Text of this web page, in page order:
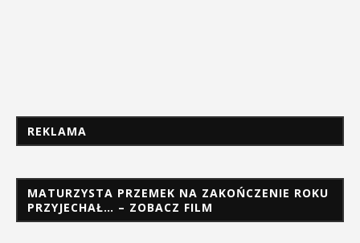
REKLAMA
MATURZYSTA PRZEMEK NA ZAKOŃCZENIE ROKU
PRZYJECHAŁ… – ZOBACZ FILM